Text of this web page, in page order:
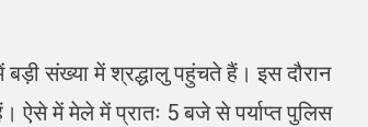
संख्या में श्रद्धालु पहुंचते हैं। इस दौरान
ऐसे में मेले में प्रातः 5 बजे से पर्याप्त पुलिस